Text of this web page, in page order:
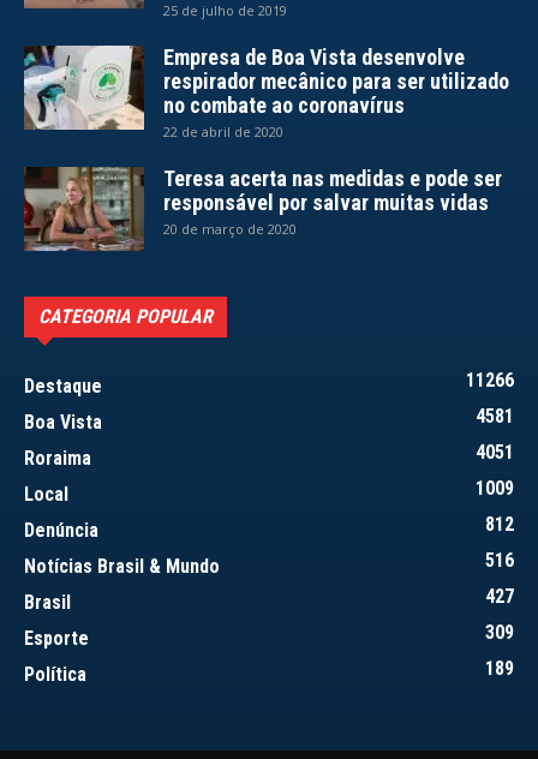
25 de julho de 2019
Empresa de Boa Vista desenvolve
respirador mecânico para ser utilizado
no combate ao coronavírus
22 de abril de 2020
Teresa acerta nas medidas e pode ser
responsável por salvar muitas vidas
20 de março de 2020
CATEGORIA POPULAR
Destaque
11266
Boa Vista
4581
Roraima
4051
Local
1009
Denúncia
812
Notícias Brasil & Mundo
516
Brasil
427
Esporte
309
Política
189